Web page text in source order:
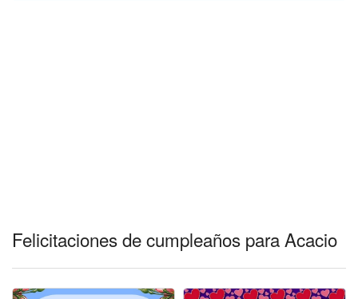
Entrar
Felicitaciones de cumpleaños para Acacio